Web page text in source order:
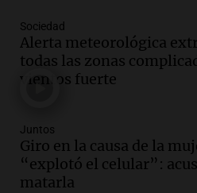
Audio.
Trasladaron a
cárcel federal de
"Buscamos evitar
Noticias Rosario
Audio.
propiedad privada
capítulo de tierras
Noticias
Sociedad
Alerta meteorológica
todas las zonas
vientos fuerte
Juntos
Giro en la causa de la
“explotó el celular”:
matarla